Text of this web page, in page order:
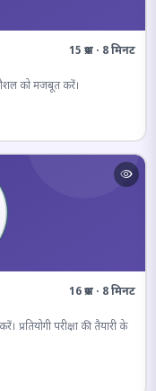
15 प्रश्न · 8 मिनट
को मजबूत करें।
16 प्रश्न · 8 मिनट
परीक्षा की तैयारी के